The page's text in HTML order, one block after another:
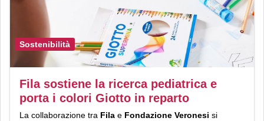
Sostenibilità
Fila sostiene la ricerca pediatrica e
porta i colori Giotto in reparto
La collaborazione tra Fila e Fondazione Veronesi si